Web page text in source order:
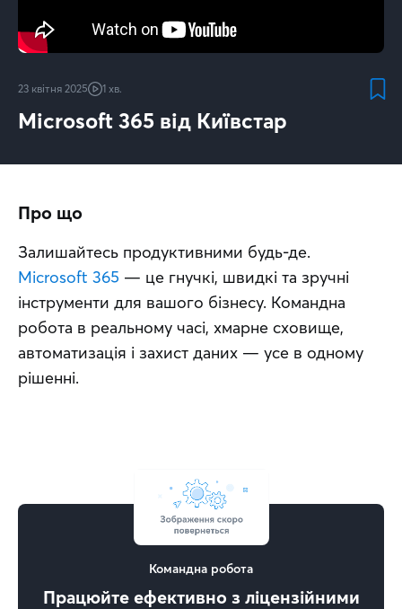
23 квітня 2025 1 хв.
Microsoft 365 від Київстар
Про що
Залишайтесь продуктивними будь-де.
Microsoft 365 — це гнучкі, швидкі та зручні
інструменти для вашого бізнесу. Командна
робота в реальному часі, хмарне сховище,
автоматизація і захист даних — усе в одному
рішенні.
Командна робота
Працюйте ефективно з ліцензійними